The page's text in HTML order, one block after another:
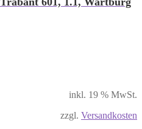
inkl. 19 % MwSt.
zzgl. Versandkosten